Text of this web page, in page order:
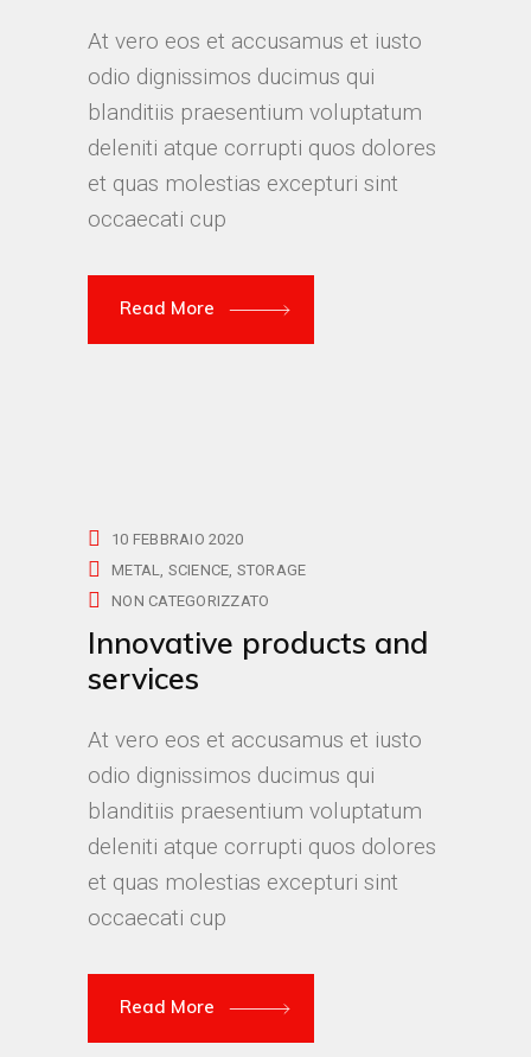
At vero eos et accusamus et iusto
odio dignissimos ducimus qui
blanditiis praesentium voluptatum
deleniti atque corrupti quos dolores
et quas molestias excepturi sint
occaecati cup
Read More
10 FEBBRAIO 2020
METAL SCIENCE STORAGE
NON CATEGORIZZATO
Innovative products and
services
At vero eos et accusamus et iusto
odio dignissimos ducimus qui
blanditiis praesentium voluptatum
deleniti atque corrupti quos dolores
et quas molestias excepturi sint
occaecati cup
Read More